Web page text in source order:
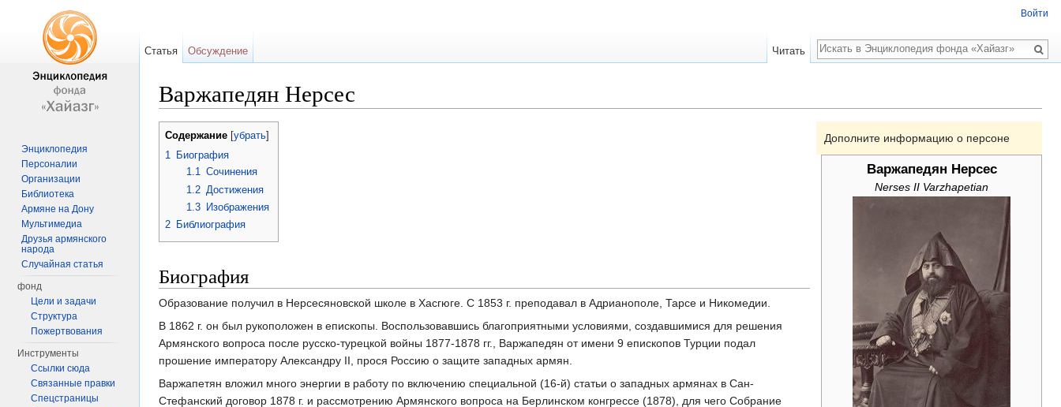
Варжапедян Нерсес
Дополните информацию о персоне
Варжапедян Нерсес
Nerses II Varzhapetian
Содержание убрать
1 Биография
1.1 Сочинения
1.2 Достижения
1.3
Изображения
2 Библиография
Биография
Образование получил в Нерсесяновской школе в Хасгюге. С 1853 г. преподавал в Адрианополе, Тарсе и Никомедии.
В 1862 г. он был рукоположен в епископы. Воспользовавшись благоприятными условиями, создавшимися для решения
Армянского вопроса после русско-турецкой войны 1877-1878 гг., Варжапедян от имени 9 епископов Турции подал
прошение императору Александру II, прося Россию о защите западных армян.
Варжапетян вложил много энергии в работу по включению специальной (16-й) статьи о западных армянах в Сан-
Стефанский договор 1878 г. и рассмотрению Армянского вопроса на Берлинском конгрессе (1878), для чего Собрание
Войти
Статья Обсуждение Читать
Поиск
Энциклопедия
Персоналии
Организации
Библиотека
Армяне на Дону
Мультимедиа
Друзья армянского
народа
Случайная статья
фонд
Цели и задачи
Структура
Пожертвования
Инструменты
Ссылки сюда
Связанные правки
Спецстраницы